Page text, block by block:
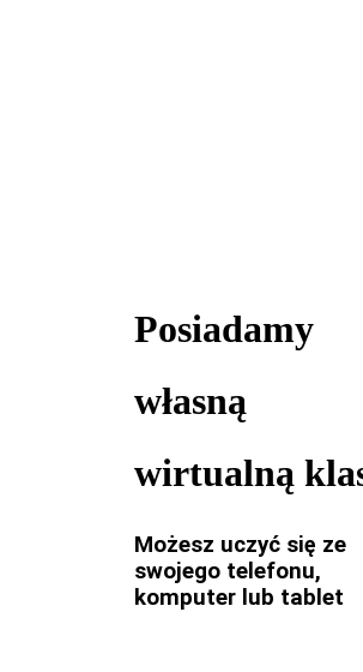
Posiadamy
własną
wirtualną
Możesz uczyć się ze
swojego telefonu,
komputer lub tablet